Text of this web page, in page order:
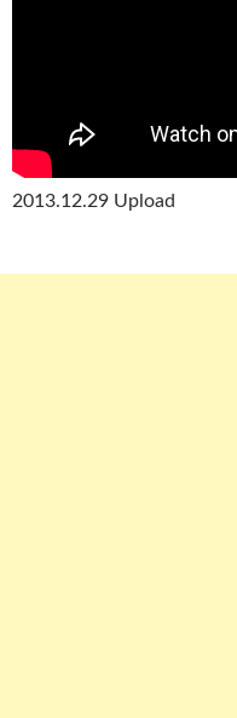
2013.12.29 Upload